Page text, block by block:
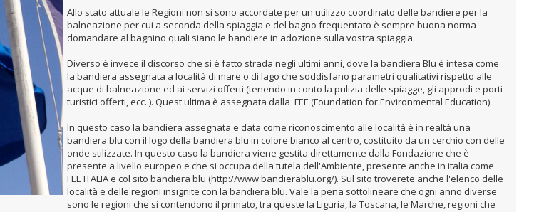
Allo stato attuale le Regioni non si sono accordate per un utilizzo coordinato delle bandiere per la
balneazione per cui a seconda della spiaggia e del bagno frequentato è sempre buona norma
domandare al bagnino quali siano le bandiere in adozione sulla vostra spiaggia.
Diverso è invece il discorso che si è fatto strada negli ultimi anni, dove la bandiera Blu è intesa come
la bandiera assegnata a località di mare o di lago che soddisfano parametri qualitativi rispetto alle
acque di balneazione ed ai servizi offerti (tenendo in conto la pulizia delle spiagge, gli approdi e porti
turistici offerti, ecc..). Quest'ultima è assegnata dalla FEE (Foundation for Environmental Education).
In questo caso la bandiera assegnata e data come riconoscimento alle località è in realtà una
bandiera blu con il logo della bandiera blu in colore bianco al centro, costituito da un cerchio con delle
onde stilizzate. In questo caso la bandiera viene gestita direttamente dalla Fondazione che è
presente a livello europeo e che si occupa della tutela dell'Ambiente, presente anche in italia come
FEE ITALIA e col sito bandiera blu (http://www.bandierablu.org/). Sul sito troverete anche l'elenco delle
località e delle regioni insignite con la bandiera blu. Vale la pena sottolineare che ogni anno diverse
sono le regioni che si contendono il primato, tra queste la Liguria, la Toscana, le Marche, regioni che